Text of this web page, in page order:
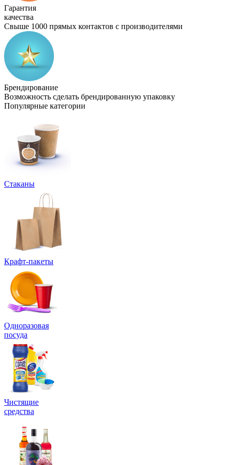
Гарантия
качества
Свыше 1000 прямых контактов с производителями
Брендирование
Возможность сделать брендированную упаковку
Популярные категории
Стаканы
Крафт-пакеты
Одноразовая
посуда
Чистящие
средства